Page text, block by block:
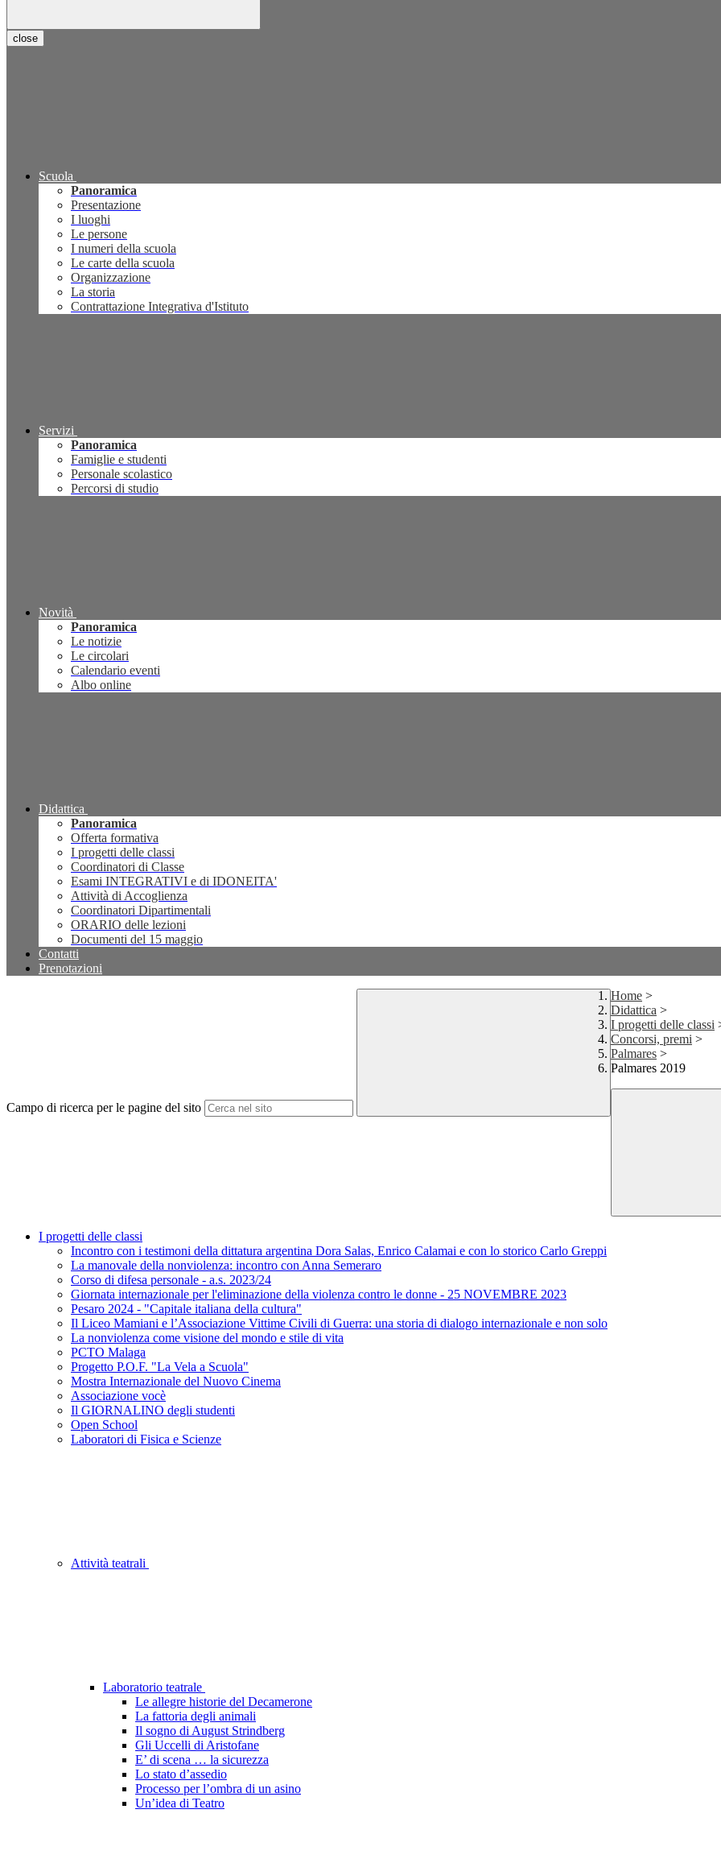
close
Scuola
Panoramica
Presentazione
I luoghi
Le persone
I numeri della scuola
Le carte della scuola
Organizzazione
La storia
Contrattazione Integrativa d'Istituto
Servizi
Panoramica
Famiglie e studenti
Personale scolastico
Percorsi di studio
Novità
Panoramica
Le notizie
Le circolari
Calendario eventi
Albo online
Didattica
Panoramica
Offerta formativa
I progetti delle classi
Coordinatori di Classe
Esami INTEGRATIVI e di IDONEITA'
Attività di Accoglienza
Coordinatori Dipartimentali
ORARIO delle lezioni
Documenti del 15 maggio
Contatti
Prenotazioni
Campo di ricerca per le pagine del sito
Home >
Didattica >
I progetti delle classi
Concorsi, premi >
Palmares >
Palmares 2019
I progetti delle classi
Incontro con i testimoni della dittatura argentina Dora Salas, Enrico Calamai e con lo storico Carlo Greppi
La manovale della nonviolenza: incontro con Anna Semeraro
Corso di difesa personale - a.s. 2023/24
Giornata internazionale per l'eliminazione della violenza contro le donne - 25 NOVEMBRE 2023
Pesaro 2024 - "Capitale italiana della cultura"
Il Liceo Mamiani e l’Associazione Vittime Civili di Guerra: una storia di dialogo internazionale e non solo
La nonviolenza come visione del mondo e stile di vita
PCTO Malaga
Progetto P.O.F. "La Vela a Scuola"
Mostra Internazionale del Nuovo Cinema
Associazione vocè
Il GIORNALINO degli studenti
Open School
Laboratori di Fisica e Scienze
Attività teatrali
Laboratorio teatrale
Le allegre historie del Decamerone
La fattoria degli animali
Il sogno di August Strindberg
Gli Uccelli di Aristofane
E’ di scena … la sicurezza
Lo stato d’assedio
Processo per l’ombra di un asino
Un’idea di Teatro